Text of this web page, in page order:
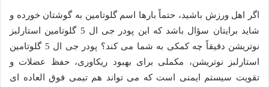
اگر اهل ورزش باشید، حتماً بارها اسم گلوتامین به گوشتان خورده و
شاید برایتان سؤال باشد که این پودر جی ال 5 گلوتامین استارلبز
نوتریشن دقیقاً چه کمکی به شما می کند؟ پودر جی ال 5 گلوتامین
استارلبز نوتریشن، مکملی برای بهبود ریکاوری، حفظ عضلات و
تقویت سیستم ایمنی است که می تواند هم تیمی فوق العاده ای